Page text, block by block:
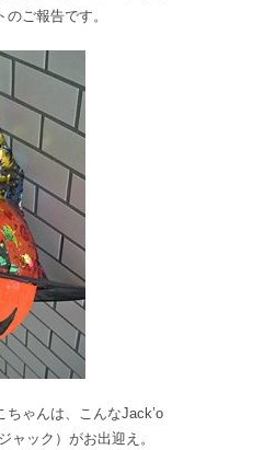
ご報告です。
ちゃんは、こんなJack’o
ャック）がお出迎え。